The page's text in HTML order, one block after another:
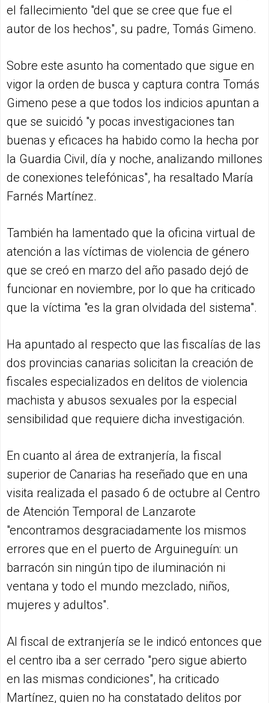
el fallecimiento "del que se cree que fue el
autor de los hechos", su padre, Tomás Gimeno.
Sobre este asunto ha comentado que sigue en
vigor la orden de busca y captura contra Tomás
Gimeno pese a que todos los indicios apuntan a
que se suicidó "y pocas investigaciones tan
buenas y eficaces ha habido como la hecha por
la Guardia Civil, día y noche, analizando millones
de conexiones telefónicas", ha resaltado María
Farnés Martínez.
También ha lamentado que la oficina virtual de
atención a las víctimas de violencia de género
que se creó en marzo del año pasado dejó de
funcionar en noviembre, por lo que ha criticado
que la víctima "es la gran olvidada del sistema".
Ha apuntado al respecto que las fiscalías de las
dos provincias canarias solicitan la creación de
fiscales especializados en delitos de violencia
machista y abusos sexuales por la especial
sensibilidad que requiere dicha investigación.
En cuanto al área de extranjería, la fiscal
superior de Canarias ha reseñado que en una
visita realizada el pasado 6 de octubre al Centro
de Atención Temporal de Lanzarote
"encontramos desgraciadamente los mismos
errores que en el puerto de Arguineguín: un
barracón sin ningún tipo de iluminación ni
ventana y todo el mundo mezclado, niños,
mujeres y adultos".
Al fiscal de extranjería se le indicó entonces que
el centro iba a ser cerrado "pero sigue abierto
en las mismas condiciones", ha criticado
Martínez, quien no ha constatado delitos por